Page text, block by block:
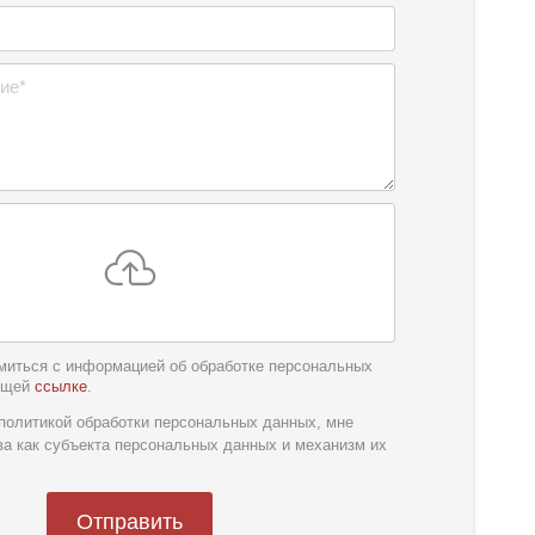
с информацией об обработке персональных
ссылке.
*
обработки персональных данных, мне
как субъекта персональных данных и механизм их
Отправить